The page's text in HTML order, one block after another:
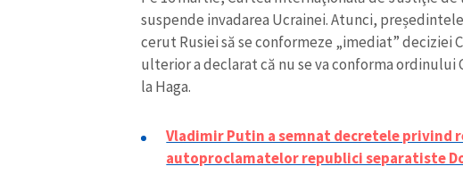
suspende invadarea Ucrainei. Atunci,
cerut Rusiei să se conformeze „imediat” deciziei
ulterior a declarat că nu se va conforma
la Haga.
Vladimir Putin a semnat decretele privind
autoproclamatelor republici separatiste
Fotografie +
Link media +
Mesajul știrei +